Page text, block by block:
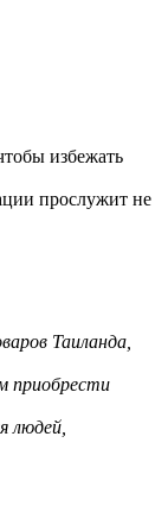
избежать
прослужит не
Таиланда,
приобрести
людей,